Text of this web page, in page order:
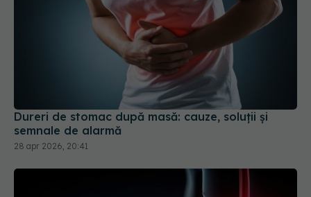
Dureri de stomac după masă: cauze, soluții și
semnale de alarmă
28 apr 2026, 20:41